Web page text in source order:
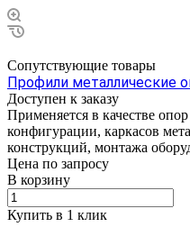
Сопутствующие товары
Профили металлические
Доступен к заказу
Применяется в качестве
конфигурации, каркасов
конструкций, монтажа
Цена по запросу
В корзину
Купить в 1 клик